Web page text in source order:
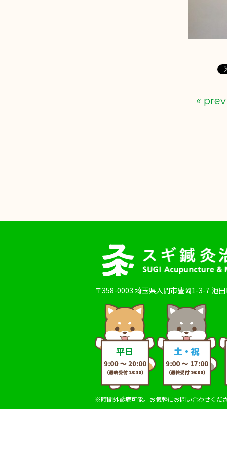
« prev
〒358-0003 埼玉県入間市豊岡1-3-7 池
※時間外診療可能。お気軽にお問い合わせくだ